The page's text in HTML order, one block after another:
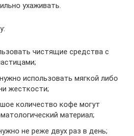
ухаживать.
чистящие средства с
использовать мягкой либо
жесткости;
количество кофе могут
материал;
не реже двух раз в день;